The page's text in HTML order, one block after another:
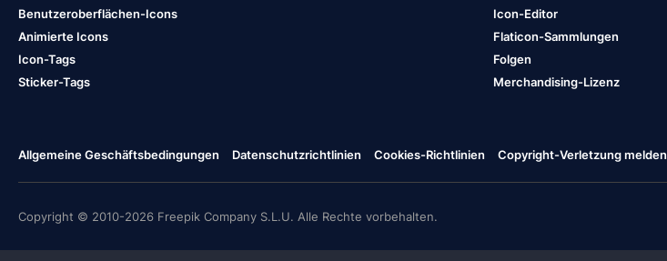
Benutzeroberflächen-Icons
Animierte Icons
Icon-Tags
Sticker-Tags
Icon-Editor
Flaticon-Sammlungen
Folgen
Merchandising-Lizenz
Allgemeine Geschäftsbedingungen Datenschutzrichtlinien Cookies-Richtlinien Copyright-Verletzung melden
Copyright © 2010-2026 Freepik Company S.L.U. Alle Rechte vorbehalten.